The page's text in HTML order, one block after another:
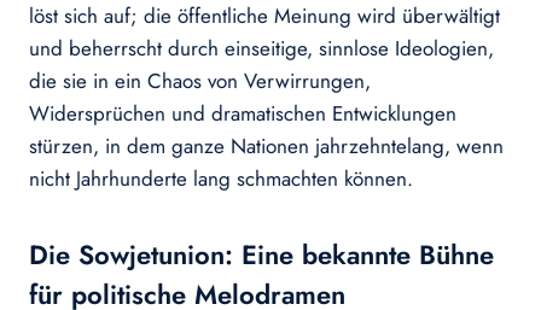
löst sich auf; die öffentliche Meinung wird überwältigt
und beherrscht durch einseitige, sinnlose Ideologien,
die sie in ein Chaos von Verwirrungen,
Widersprüchen und dramatischen Entwicklungen
stürzen, in dem ganze Nationen jahrzehntelang, wenn
nicht Jahrhunderte lang schmachten können.
Die Sowjetunion: Eine bekannte Bühne
für politische Melodramen